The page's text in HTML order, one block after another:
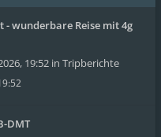
wunderbare Reise mit 4g
19:52 in Tripberichte
DMT